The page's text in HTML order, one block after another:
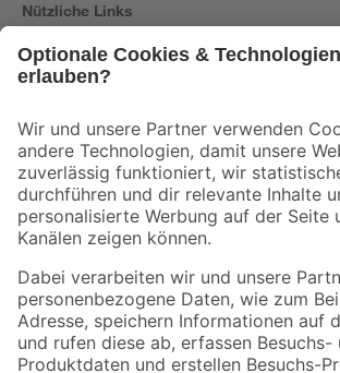
Nützliche Links
Der toom Newsletter: Keine Angebote und Aktionen
Zur Newsletter Anmeldung
Folge uns
Zahlungsarten Versandarten